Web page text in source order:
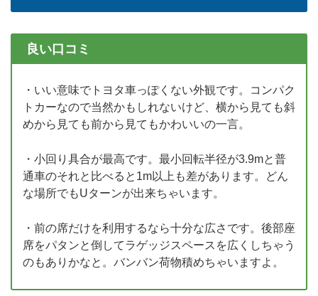
良い口コミ
・いい意味でトヨタ車っぽくない外観です。コンパク
トカーなので当然かもしれないけど、横から見ても斜
めから見ても前から見てもかわいいの一言。
・小回り具合が最高です。最小回転半径が3.9mと普
通車のそれと比べると1m以上も差があります。どん
な場所でもUターンが出来ちゃいます。
・前の席だけを利用するなら十分な広さです。後部座
席をパタンと倒してラゲッジスペースを広くしちゃう
のもありかなと。バンバン荷物積めちゃいますよ。